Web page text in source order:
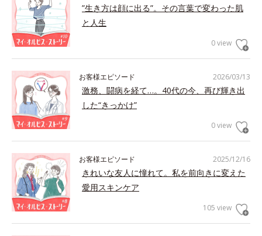
”生き方は顔に出る”。その言葉で変わった肌
と人生
0 view
2026/03/13
お客様エピソード
激務、闘病を経て…。40代の今、再び輝き出
した“きっかけ”
0 view
2025/12/16
お客様エピソード
きれいな友人に憧れて。私を前向きに変えた
愛用スキンケア
105 view